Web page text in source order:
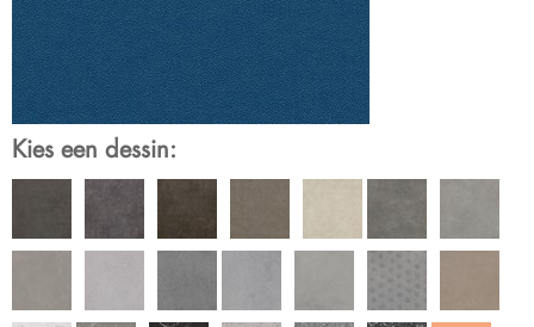
Kies een dessin: